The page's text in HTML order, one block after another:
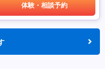
体験・相談予約